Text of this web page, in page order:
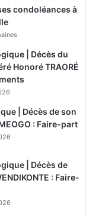
condoléances à
| Décès du
Honoré TRAORÉ
| Décès de son
: Faire-part
| Décès de
: Faire-